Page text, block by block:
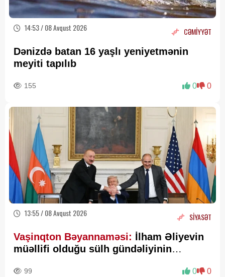
14:53 / 08 Avqust 2026 CƏMİYYƏT
Dənizdə batan 16 yaşlı yeniyetmənin
meyiti tapılıb
155 0 0
13:55 / 08 Avqust 2026 SİYASƏT
Vaşinqton Bəyannaməsi: İlham Əliyevin
müəllifi olduğu sülh gündəliyinin
99 0 0